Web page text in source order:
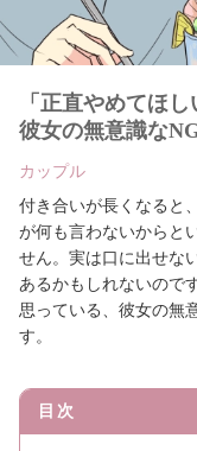
「正直やめてほ
彼女の無意識な
カップル
付き合いが長くなると
が何も言わないからと
せん。実は口に出せな
あるかもしれないので
思っている、彼女の無
す。
目次